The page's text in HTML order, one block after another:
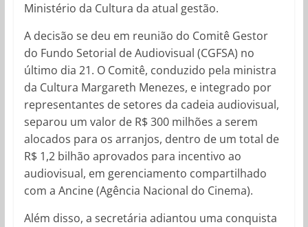
Ministério da Cultura da atual gestão.
A decisão se deu em reunião do Comitê Gestor
do Fundo Setorial de Audiovisual (CGFSA) no
último dia 21. O Comitê, conduzido pela ministra
da Cultura Margareth Menezes, e integrado por
representantes de setores da cadeia audiovisual,
separou um valor de R$ 300 milhões a serem
alocados para os arranjos, dentro de um total de
R$ 1,2 bilhão aprovados para incentivo ao
audiovisual, em gerenciamento compartilhado
com a Ancine (Agência Nacional do Cinema).
Além disso, a secretária adiantou uma conquista